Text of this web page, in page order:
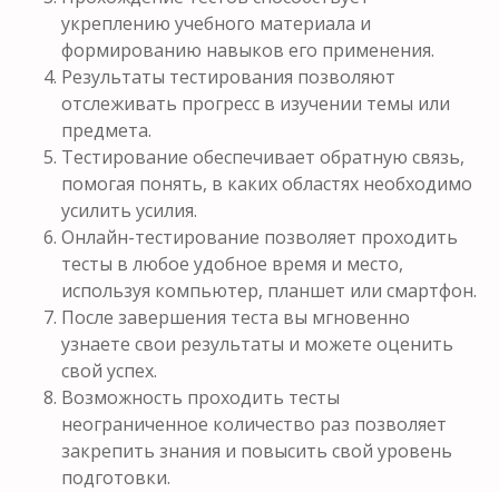
укреплению учебного материала и
формированию навыков его применения.
Результаты тестирования позволяют
отслеживать прогресс в изучении темы или
предмета.
Тестирование обеспечивает обратную связь,
помогая понять, в каких областях необходимо
усилить усилия.
Онлайн-тестирование позволяет проходить
тесты в любое удобное время и место,
используя компьютер, планшет или смартфон.
После завершения теста вы мгновенно
узнаете свои результаты и можете оценить
свой успех.
Возможность проходить тесты
неограниченное количество раз позволяет
закрепить знания и повысить свой уровень
подготовки.